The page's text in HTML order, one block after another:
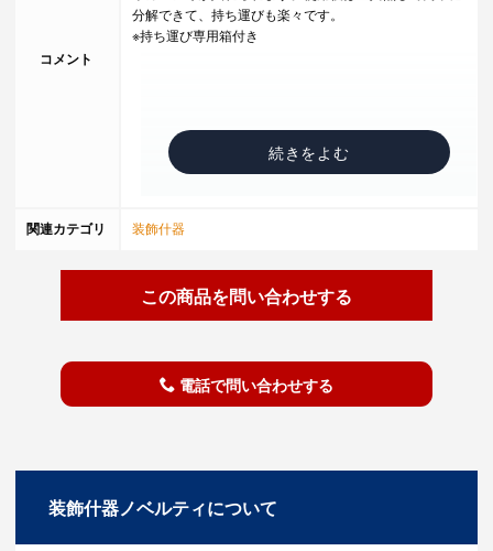
コメント
分解できて、持ち運びも楽々です。
※持ち運び専用箱付き
関連カテゴリ 装飾什器
この商品を問い合わせする
電話で問い合わせする
装飾什器ノベルティについて